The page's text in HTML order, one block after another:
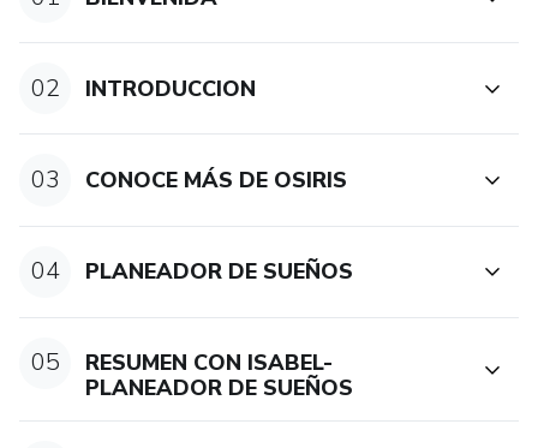
02 INTRODUCCION
03 CONOCE MÁS DE OSIRIS
04 PLANEADOR DE SUEÑOS
05
RESUMEN CON ISABEL-
PLANEADOR DE SUEÑOS